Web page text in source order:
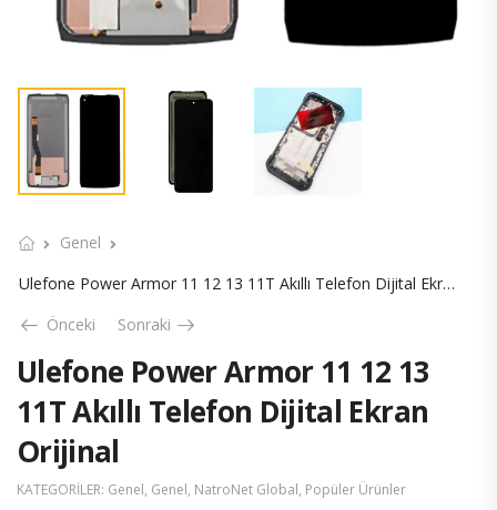
Genel
Ulefone Power Armor 11 12 13 11T Akıllı Telefon Dijital Ekran Orijinal
Önceki
Sonraki
Ulefone Power Armor 11 12 13
11T Akıllı Telefon Dijital Ekran
Orijinal
KATEGORILER: Genel, Genel, NatroNet Global, Popüler Ürünler